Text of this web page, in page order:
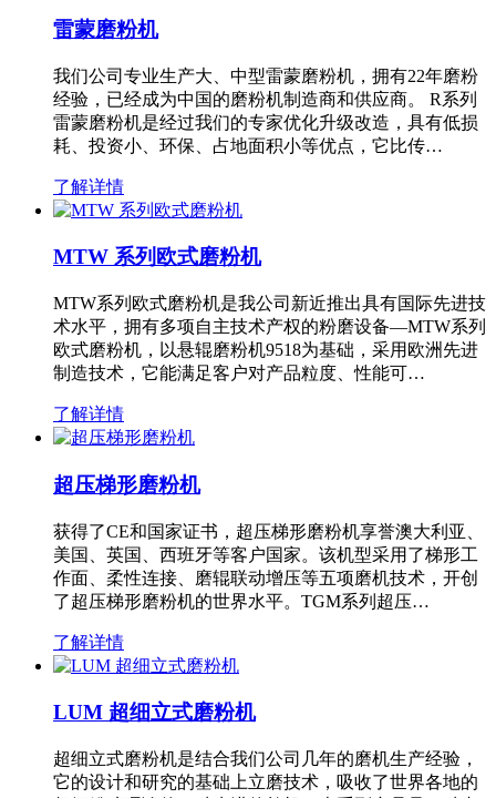
雷蒙磨粉机
我们公司专业生产大、中型雷蒙磨粉机，拥有22年磨粉
经验，已经成为中国的磨粉机制造商和供应商。 R系列
雷蒙磨粉机是经过我们的专家优化升级改造，具有低损
耗、投资小、环保、占地面积小等优点，它比传…
了解详情
MTW 系列欧式磨粉机
MTW系列欧式磨粉机是我公司新近推出具有国际先进技
术水平，拥有多项自主技术产权的粉磨设备—MTW系列
欧式磨粉机，以悬辊磨粉机9518为基础，采用欧洲先进
制造技术，它能满足客户对产品粒度、性能可…
了解详情
超压梯形磨粉机
获得了CE和国家证书，超压梯形磨粉机享誉澳大利亚、
美国、英国、西班牙等客户国家。该机型采用了梯形工
作面、柔性连接、磨辊联动增压等五项磨机技术，开创
了超压梯形磨粉机的世界水平。TGM系列超压…
了解详情
LUM 超细立式磨粉机
超细立式磨粉机是结合我们公司几年的磨机生产经验，
它的设计和研究的基础上立磨技术，吸收了世界各地的